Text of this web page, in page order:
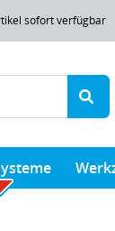
sofort verfügbar